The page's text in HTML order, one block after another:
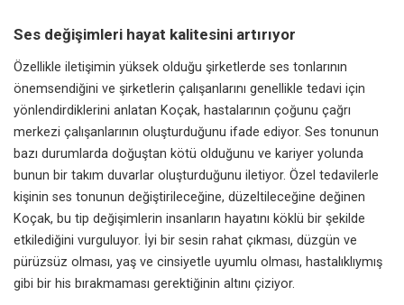
Ses değişimleri hayat kalitesini artırıyor
Özellikle iletişimin yüksek olduğu şirketlerde ses tonlarının
önemsendiğini ve şirketlerin çalışanlarını genellikle tedavi için
yönlendirdiklerini anlatan Koçak, hastalarının çoğunu çağrı
merkezi çalışanlarının oluşturduğunu ifade ediyor. Ses tonunun
bazı durumlarda doğuştan kötü olduğunu ve kariyer yolunda
bunun bir takım duvarlar oluşturduğunu iletiyor. Özel tedavilerle
kişinin ses tonunun değiştirileceğine, düzeltileceğine değinen
Koçak, bu tip değişimlerin insanların hayatını köklü bir şekilde
etkilediğini vurguluyor. İyi bir sesin rahat çıkması, düzgün ve
pürüzsüz olması, yaş ve cinsiyetle uyumlu olması, hastalıklıymış
gibi bir his bırakmaması gerektiğinin altını çiziyor.